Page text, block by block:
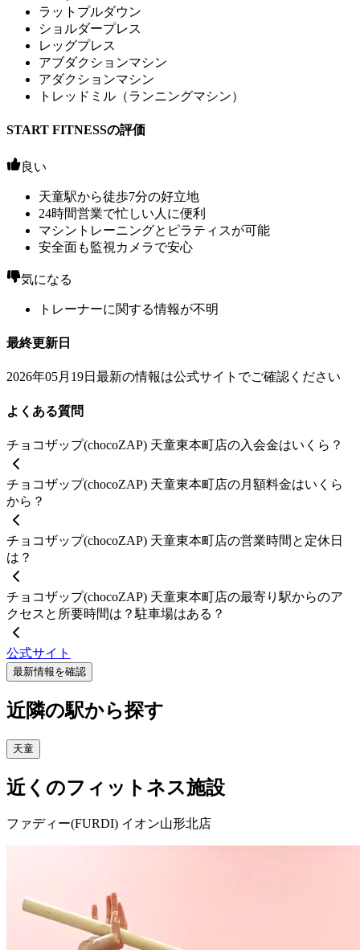
ラットプルダウン
ショルダープレス
レッグプレス
アブダクションマシン
アダクションマシン
トレッドミル（ランニングマシン）
START FITNESSの評価
良い
天童駅から徒歩7分の好立地
24時間営業で忙しい人に便利
マシントレーニングとピラティスが可能
安全面も監視カメラで安心
気になる
トレーナーに関する情報が不明
最終更新日
2026年05月19日 最新の情報は公式サイトでご確認ください
よくある質問
チョコザップ(chocoZAP) 天童東本町店の入会金はいくら？
チョコザップ(chocoZAP) 天童東本町店の月額料金はいくら
から？
チョコザップ(chocoZAP) 天童東本町店の営業時間と定休日
は？
チョコザップ(chocoZAP) 天童東本町店の最寄り駅からのア
クセスと所要時間は？駐車場はある？
公式サイト
最新情報を確認
近隣の駅から探す
天童
近くのフィットネス施設
ファディー(FURDI) イオン山形北店